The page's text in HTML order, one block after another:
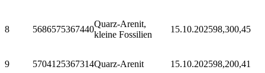
8 5686575367440
Quarz-Arenit,
kleine Fossilien
15.10.202598,300,45
9 5704125367314Quarz-Arenit 15.10.202598,200,41